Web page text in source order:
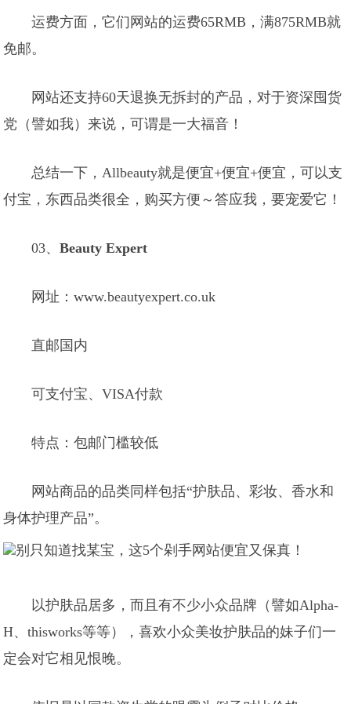
运费方面，它们网站的运费65RMB，满875RMB就
免邮。
网站还支持60天退换无拆封的产品，对于资深囤货
党（譬如我）来说，可谓是一大福音！
总结一下，Allbeauty就是便宜+便宜+便宜，可以支
付宝，东西品类很全，购买方便～答应我，要宠爱它！
03、Beauty Expert
网址：www.beautyexpert.co.uk
直邮国内
可支付宝、VISA付款
特点：包邮门槛较低
网站商品的品类同样包括“护肤品、彩妆、香水和
身体护理产品”。
以护肤品居多，而且有不少小众品牌（譬如Alpha-
H、thisworks等等），喜欢小众美妆护肤品的妹子们一
定会对它相见恨晚。